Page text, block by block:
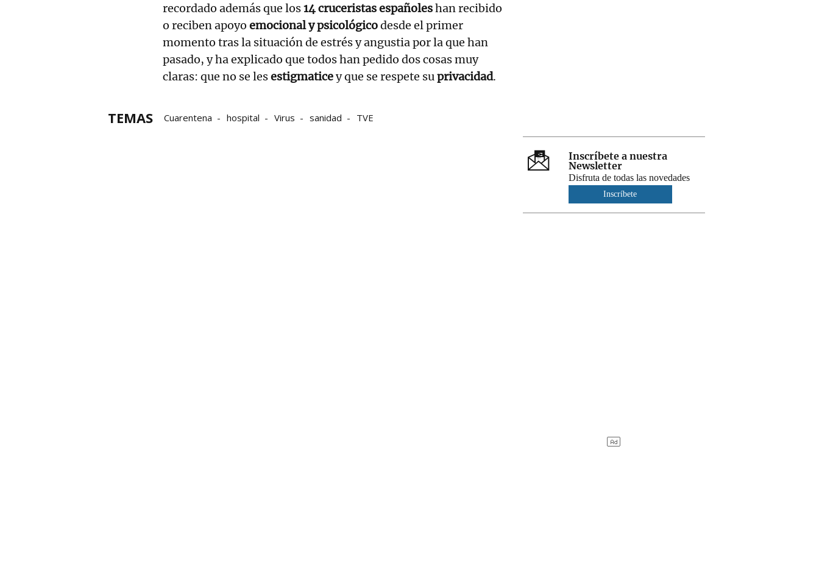
recordado además que los14 cruceristas españoleshan recibido
o reciben apoyo emocional y psicológicodesde el primer
momento tras la situación de estrés y angustia por la que han
pasado, y ha explicado que todos han pedido dos cosas muy
claras: que no se lesestigmaticey que se respete suprivacidad.
TEMAS Cuarentena hospital Virus sanidad TVE
Inscríbete a nuestra
Newsletter
Disfruta de todas las novedades
Inscríbete